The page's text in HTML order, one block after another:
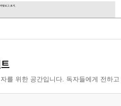
를 위한 공간입니다. 독자들에게 전하